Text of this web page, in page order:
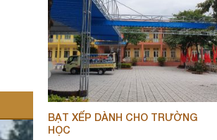
BẠT XẾP DÀNH CHO TRƯỜNG
HỌC